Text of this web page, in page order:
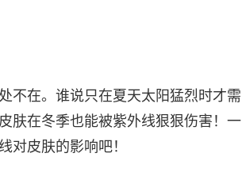
不在。谁说只在夏天太阳猛烈时才需
肤在冬季也能被紫外线狠狠伤害！一
对皮肤的影响吧！